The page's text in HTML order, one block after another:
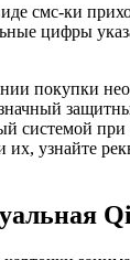
смс-ки
цифры
покупки
системой
их, узнайте